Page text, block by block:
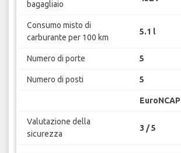
bagagliaio
Consumo misto di
carburante per 100 km
5.1 l
Numero di porte 5
Numero di posti 5
EuroNCAP
Valutazione della
sicurezza
3 / 5